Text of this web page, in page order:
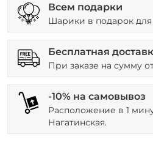
Всем подарки
Шарики в подарок для
Бесплатная
При заказе на сумму
-10% на самовывоз
Расположение в 1
Нагатинская.